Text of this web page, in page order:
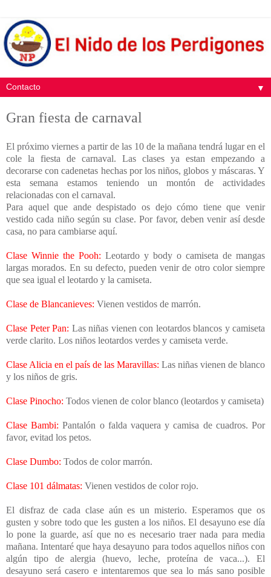
▼
Gran fiesta de carnaval
El próximo viernes a partir de las 10 de la mañana tendrá lugar en el
cole la fiesta de carnaval. Las clases ya estan empezando a
decorarse con cadenetas hechas por los niños, globos y máscaras. Y
esta semana estamos teniendo un montón de actividades
relacionadas con el carnaval.
Para aquel que ande despistado os dejo cómo tiene que venir
vestido cada niño según su clase. Por favor, deben venir así desde
casa, no para cambiarse aquí.
Clase Winnie the Pooh: Leotardo y body o camiseta de mangas
largas morados. En su defecto, pueden venir de otro color siempre
que sea igual el leotardo y la camiseta.
Clase de Blancanieves: Vienen vestidos de marrón.
Clase Peter Pan: Las niñas vienen con leotardos blancos y camiseta
verde clarito. Los niños leotardos verdes y camiseta verde.
Clase Alicia en el país de las Maravillas: Las niñas vienen de blanco
y los niños de gris.
Clase Pinocho: Todos vienen de color blanco (leotardos y camiseta)
Clase Bambi: Pantalón o falda vaquera y camisa de cuadros. Por
favor, evitad los petos.
Clase Dumbo: Todos de color marrón.
Clase 101 dálmatas: Vienen vestidos de color rojo.
El disfraz de cada clase aún es un misterio. Esperamos que os
gusten y sobre todo que les gusten a los niños. El desayuno ese día
lo pone la guarde, así que no es necesario traer nada para media
mañana. Intentaré que haya desayuno para todos aquellos niños con
algún tipo de alergia (huevo, leche, proteína de vaca...). El
desayuno será casero e intentaremos que sea lo más sano posible